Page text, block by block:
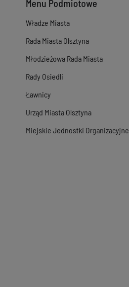
Menu Podmiotowe
Władze Miasta
Rada Miasta Olsztyna
Młodzieżowa Rada Miasta
Rady Osiedli
Ławnicy
Urząd Miasta Olsztyna
Miejskie Jednostki Organizacyjne